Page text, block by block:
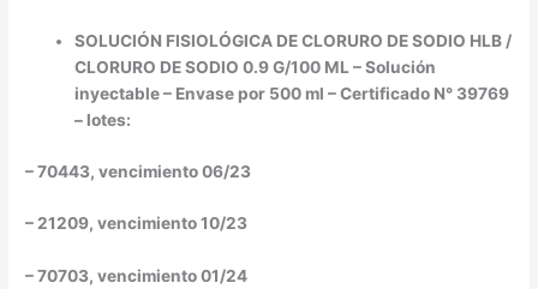
SOLUCIÓN FISIOLÓGICA DE CLORURO DE SODIO HLB /
CLORURO DE SODIO 0.9 G/100 ML – Solución
inyectable – Envase por 500 ml – Certificado N° 39769
– lotes:
– 70443, vencimiento 06/23
– 21209, vencimiento 10/23
– 70703, vencimiento 01/24